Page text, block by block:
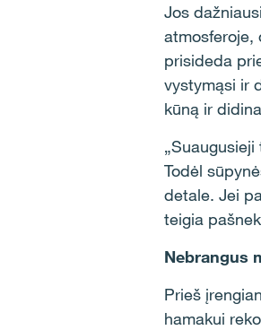
Jos
atmosferoje,
prisideda
vystymąsi ir
kūną ir
Todėl
detale. Jei
teigia
Nebrangus
Prieš
hamakui